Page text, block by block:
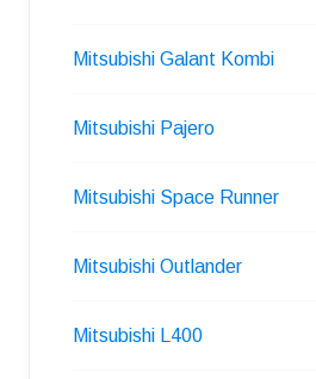
Mitsubishi Galant Kombi
Mitsubishi Pajero
Mitsubishi Space Runner
Mitsubishi Outlander
Mitsubishi L400